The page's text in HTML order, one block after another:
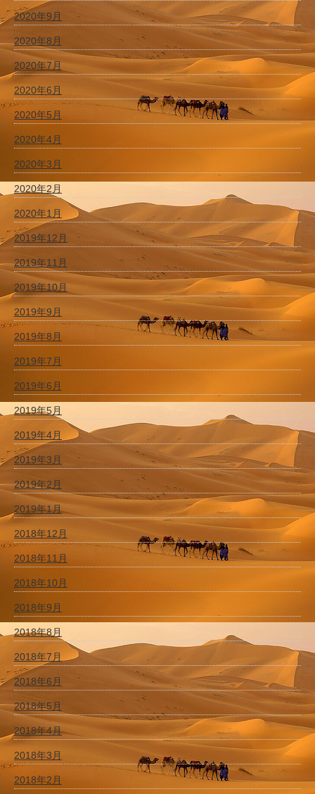
2020年9月
2020年8月
2020年7月
2020年6月
2020年5月
2020年4月
2020年3月
2020年2月
2020年1月
2019年12月
2019年11月
2019年10月
2019年9月
2019年8月
2019年7月
2019年6月
2019年5月
2019年4月
2019年3月
2019年2月
2019年1月
2018年12月
2018年11月
2018年10月
2018年9月
2018年8月
2018年7月
2018年6月
2018年5月
2018年4月
2018年3月
2018年2月